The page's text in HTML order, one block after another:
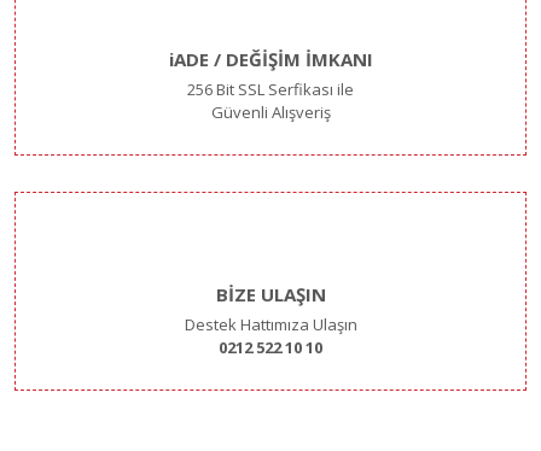
iADE / DEĞİŞİM İMKANI
256 Bit SSL Serfikası ile
Güvenli Alışveriş
BİZE ULAŞIN
Destek Hattımıza Ulaşın
0212 522 10 10